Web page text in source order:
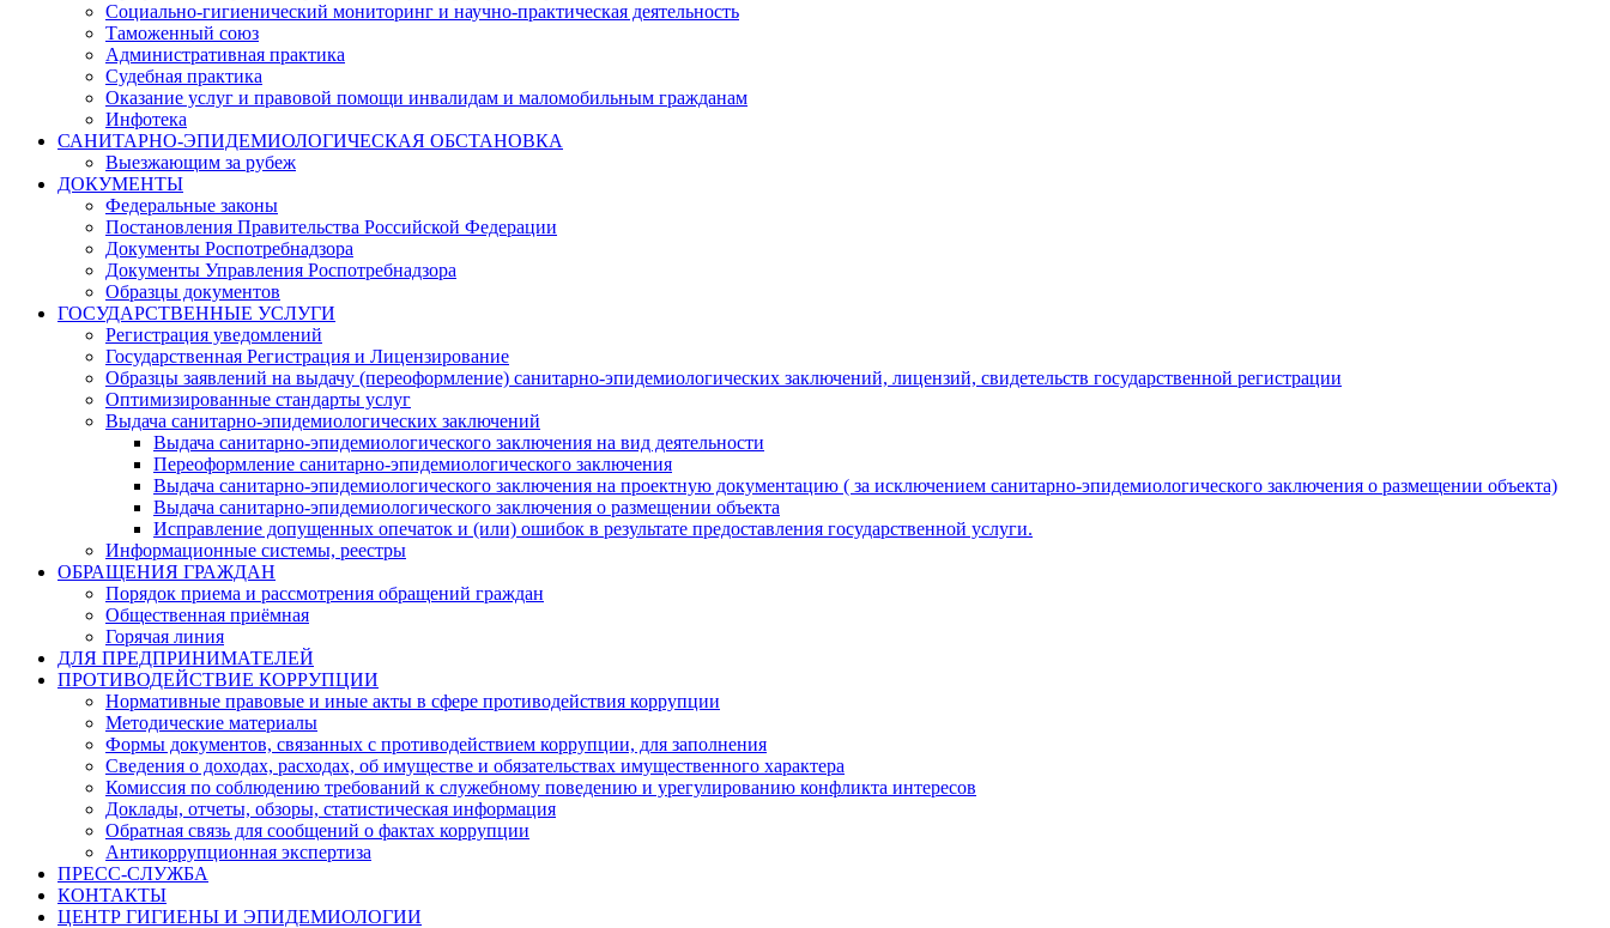
Социально-гигиенический мониторинг и научно-практическая деятельность
Таможенный союз
Административная практика
Судебная практика
Оказание услуг и правовой помощи инвалидам и маломобильным гражданам
Инфотека
САНИТАРНО-ЭПИДЕМИОЛОГИЧЕСКАЯ ОБСТАНОВКА
Выезжающим за рубеж
ДОКУМЕНТЫ
Федеральные законы
Постановления Правительства Российской Федерации
Документы Роспотребнадзора
Документы Управления Роспотребнадзора
Образцы документов
ГОСУДАРСТВЕННЫЕ УСЛУГИ
Регистрация уведомлений
Государственная Регистрация и Лицензирование
Образцы заявлений на выдачу (переоформление) санитарно-эпидемиологических заключений, лицензий, свидетельств государственной регистрации
Оптимизированные стандарты услуг
Выдача санитарно-эпидемиологических заключений
Выдача санитарно-эпидемиологического заключения на вид деятельности
Переоформление санитарно-эпидемиологического заключения
Выдача санитарно-эпидемиологического заключения на проектную документацию ( за исключением санитарно-эпидемиологического заключения о размещении объекта)
Выдача санитарно-эпидемиологического заключения о размещении объекта
Исправление допущенных опечаток и (или) ошибок в результате предоставления государственной услуги.
Информационные системы, реестры
ОБРАЩЕНИЯ ГРАЖДАН
Порядок приема и рассмотрения обращений граждан
Общественная приёмная
Горячая линия
ДЛЯ ПРЕДПРИНИМАТЕЛЕЙ
ПРОТИВОДЕЙСТВИЕ КОРРУПЦИИ
Нормативные правовые и иные акты в сфере противодействия коррупции
Методические материалы
Формы документов, связанных с противодействием коррупции, для заполнения
Сведения о доходах, расходах, об имуществе и обязательствах имущественного характера
Комиссия по соблюдению требований к служебному поведению и урегулированию конфликта интересов
Доклады, отчеты, обзоры, статистическая информация
Обратная связь для сообщений о фактах коррупции
Антикоррупционная экспертиза
ПРЕСС-СЛУЖБА
КОНТАКТЫ
ЦЕНТР ГИГИЕНЫ И ЭПИДЕМИОЛОГИИ